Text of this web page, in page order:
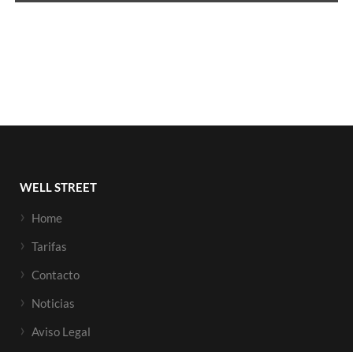
WELL STREET
Home
Tarifas
Contacto
Noticias
Aviso Legal